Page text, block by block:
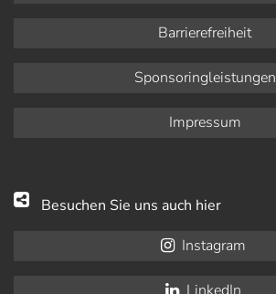
Barrierefreiheit
Sponsoringleistungen
Impressum
Besuchen Sie uns auch hier
Instagram